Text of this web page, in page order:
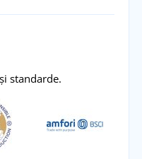
standarde.